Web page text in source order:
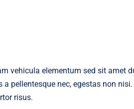
vehicula elementum sed sit amet
a pellentesque nec, egestas non
risus.